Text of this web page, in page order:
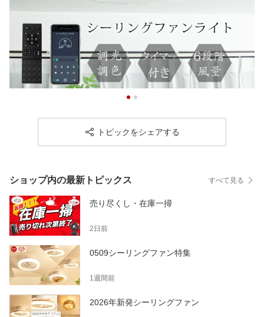
トピックをシェアする
ショップ内の最新トピックス すべて見る
売り尽くし・在庫一掃
2日前
0509シーリングファン特集
1週間前
2026年新発シーリングファン